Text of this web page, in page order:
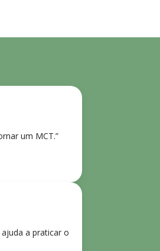
um MCT.”
a praticar o